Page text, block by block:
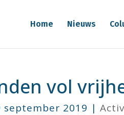
Home Nieuws
vol
september 2019 |